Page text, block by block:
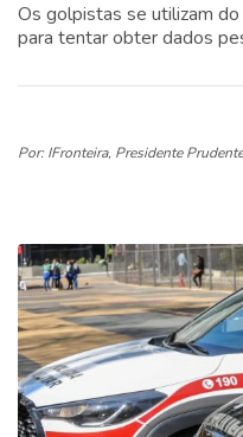
Os golpistas se utilizam
para tentar obter dados
Por: IFronteira, Presidente